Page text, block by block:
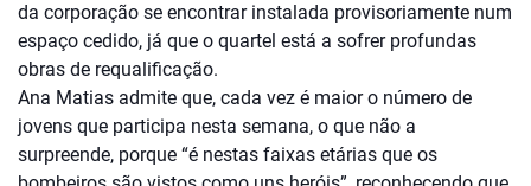
da corporação se encontrar instalada provisoriamente num
espaço cedido, já que o quartel está a sofrer profundas
obras de requalificação.
Ana Matias admite que, cada vez é maior o número de
jovens que participa nesta semana, o que não a
surpreende, porque “é nestas faixas etárias que os